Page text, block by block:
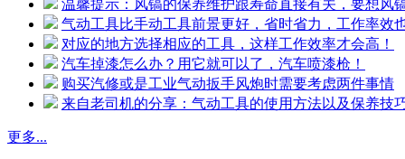
温馨提示：风镐的保养维护跟寿命直接有关，要想风
气动工具比手动工具前景更好，省时省力，工作率效
对应的地方选择相应的工具，这样工作效率才会高！
汽车掉漆怎么办？用它就可以了，汽车喷漆枪！
购买汽修或是工业气动扳手风炮时需要考虑两件事情
来自老司机的分享：气动工具的使用方法以及保养技
更多...